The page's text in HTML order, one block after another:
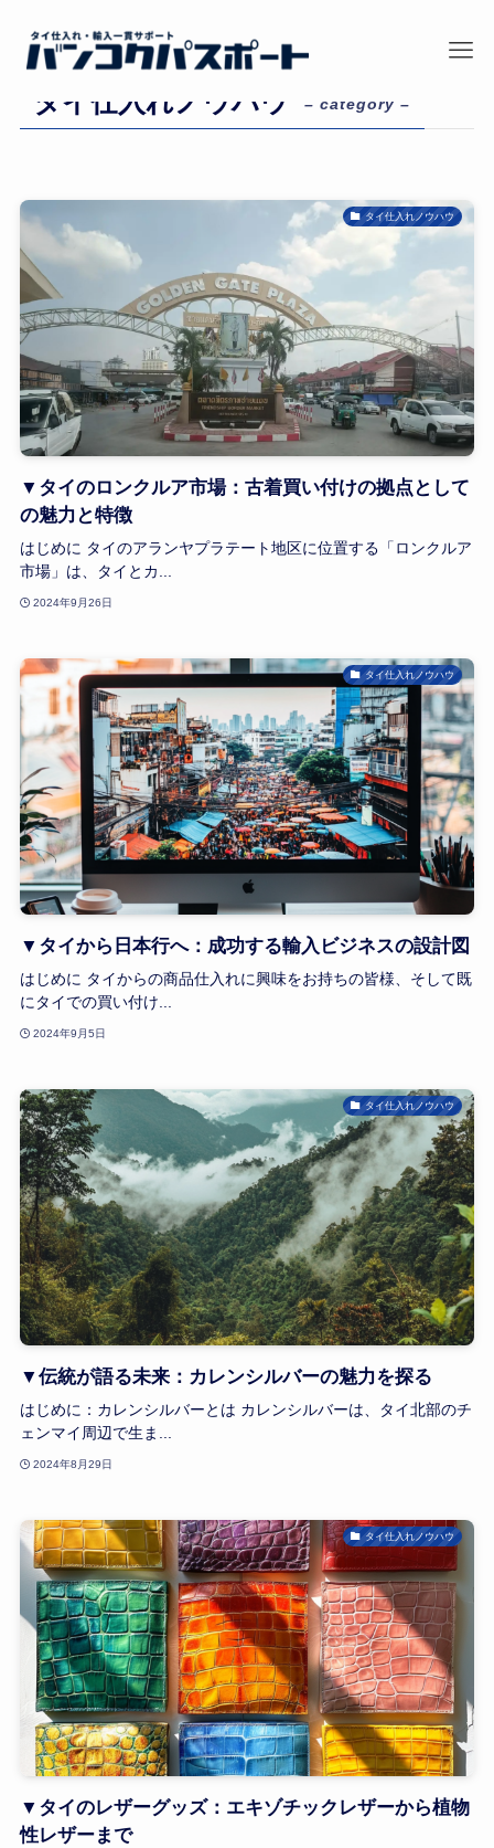
タイ仕入れノウハウ – category –
タイ仕入れノウハウ
▼タイのロンクルア市場：古着買い付けの拠点として
の魅力と特徴
はじめに タイのアランヤプラテート地区に位置する「ロンクルア
市場」は、タイとカ...
2024年9月26日
タイ仕入れノウハウ
▼タイから日本行へ：成功する輸入ビジネスの設計図
はじめに タイからの商品仕入れに興味をお持ちの皆様、そして既
にタイでの買い付け...
2024年9月5日
タイ仕入れノウハウ
▼伝統が語る未来：カレンシルバーの魅力を探る
はじめに：カレンシルバーとは カレンシルバーは、タイ北部のチ
ェンマイ周辺で生ま...
2024年8月29日
タイ仕入れノウハウ
▼タイのレザーグッズ：エキゾチックレザーから植物
性レザーまで